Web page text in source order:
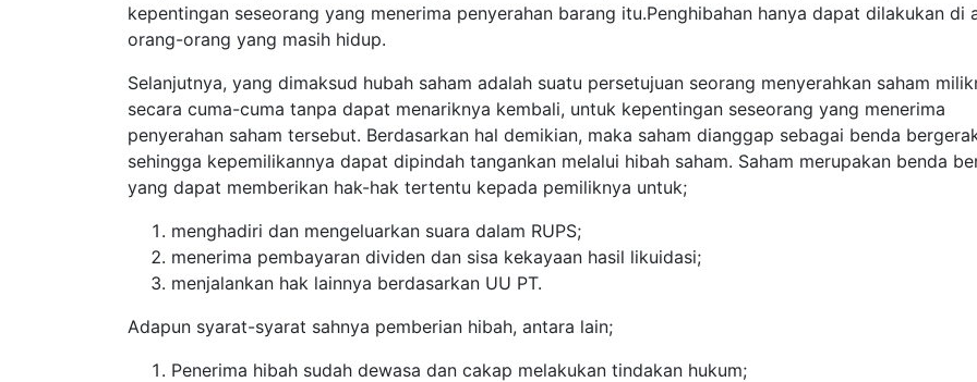
kepentingan seseorang yang menerima penyerahan barang itu.Penghibahan hanya dapat dilakukan di
orang-orang yang masih hidup.
Selanjutnya, yang dimaksud hubah saham adalah suatu persetujuan seorang menyerahkan saham
secara cuma-cuma tanpa dapat menariknya kembali, untuk kepentingan seseorang yang menerima
penyerahan saham tersebut. Berdasarkan hal demikian, maka saham dianggap sebagai benda
sehingga kepemilikannya dapat dipindah tangankan melalui hibah saham. Saham merupakan benda
yang dapat memberikan hak-hak tertentu kepada pemiliknya untuk;
menghadiri dan mengeluarkan suara dalam RUPS;
menerima pembayaran dividen dan sisa kekayaan hasil likuidasi;
menjalankan hak lainnya berdasarkan UU PT.
Adapun syarat-syarat sahnya pemberian hibah, antara lain;
Penerima hibah sudah dewasa dan cakap melakukan tindakan hukum;